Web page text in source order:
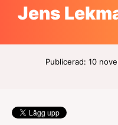
Jens
Publicerad: 10